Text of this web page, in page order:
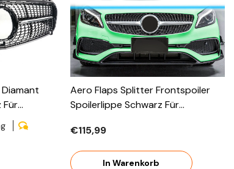
Für
W176
2012-
Aero Flaps Splitter Frontspoiler
Spoilerlippe Schwarz Für
AMG Line A45 2015-2018 Di24
€115,99
In Warenkorb